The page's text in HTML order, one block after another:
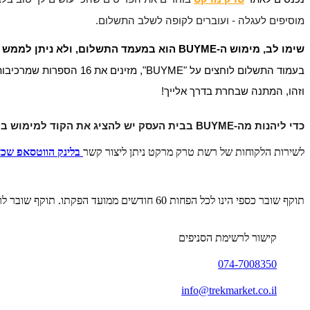
מוסיפים לעגלה - ועוברים לקופה לשלב התשלום.
שימו לב, מימוש ה-BUYME הוא במעמד התשלום, ולא ניתן לממש את המתנה בשלב בחירת הפריטים או בחלונית "קוד קופון או גיפטקארד".
בעמוד התשלום לוחצים על "BUYME", מזינים את 16 הספרות שמרכיבות את קוד ה-BUYME שלך, לוחצים "אישור" ומשלימים את ההזמנה.
וזהו, המתנה שבחרת בדרך אלייך!
כדי ליהנות מה-BUYME בבית העסק יש להציג את הקוד למימוש בקופה.
לשירות הלקוחות של רשת טרק מרקט ניתן ליצור קשר בלינק הווטסאפ
תוקף שובר כספי הינו לכל הפחות 60 חודשים ממועד הפקתו. תוקף שובר לרכישת מוצר או שירות מסויים יהיה לכל הפחות 24 חודשים ממועד הפקתו
קישור לרשימת הסניפים
074-7008350
info@trekmarket.co.il